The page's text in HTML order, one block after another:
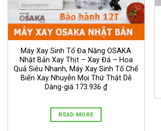
Máy Xay Sinh Tố Đa Năng OSAKA
Nhật Bản Xay Thịt – Xay Đá – Hoa
Quả Siêu Nhanh, Máy Xay Sinh Tố Chế
Biến Xay Nhuyễn Mọi Thứ Thật Dễ
Dàng-giá 173.936 ₫
READ MORE